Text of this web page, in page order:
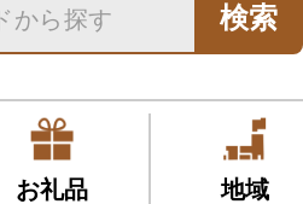
検索
お礼品 地域